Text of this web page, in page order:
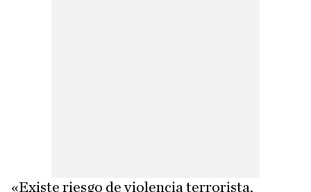
«Existe riesgo de violencia terrorista,